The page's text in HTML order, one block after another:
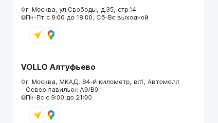
г. Москва, ул.Свободы, д.35, стр.14
Пн-Пт с 9:00 до 18:00, Сб-Вс выходной
VOLLO Алтуфьево
г. Москва, МКАД, 84-й километр, вл1, Автомолл
Север павильон А9/В9
Пн-Вс с 9:00 до 21:00